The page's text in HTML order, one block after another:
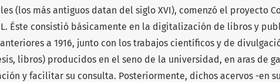
(los más antiguos datan del siglo XVI), comenzó el proyecto
Éste consistió básicamente en la digitalización de libros y
a 1916, junto con los trabajos científicos y de
libros) producidos en el seno de la universidad, en aras de
y facilitar su consulta. Posteriormente, dichos acervos -en